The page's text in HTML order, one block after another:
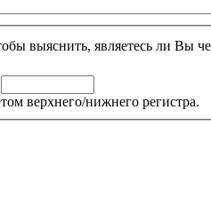
верхнего/нижнего регистра.